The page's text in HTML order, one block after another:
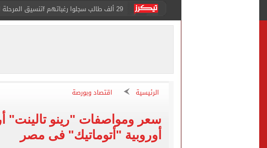
حفلات U Arena تنطلق مع الهضبة عمرو دياب ضمن «يلا ساحل 2026» بالعلمين الجديدة
الآلاف يودعون عروس الشرقية إلى مثواها
الرئيس السيسى يستقبل ملك البحرين بمطار
الأهلى يقسو على النجوم بسداسية ودياً..
التموين والزراعة وجهاز مستقبل مصر يعلنون طرح السكر
البنك المركزى: ارتفاع الاحتياطى الأجنبى لـ 56.3 مليار دولار نهاية يوليو
الرئيسية اقتصاد وبورصة
سعر ومواصفات "رينو
أوروبية "أتوماتيك" فى مصر